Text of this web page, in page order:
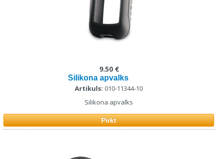
Silikona apvalks
Artikuls: 010-11344-10
Silikona apvalks
9.50 €
Pirkt